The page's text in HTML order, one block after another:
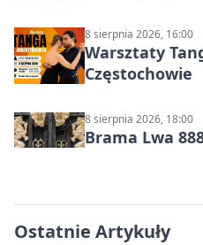
8 sierpnia 2026, 16:00
Warsztaty
Częstochowie
8 sierpnia 2026, 18:00
Brama Lwa
Ostatnie Artykuły